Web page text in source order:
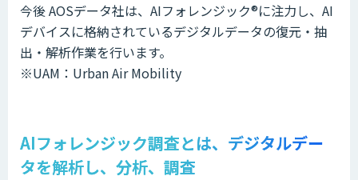
今後 AOSデータ社は、AIフォレンジック®️に注力し、AI
デバイスに格納されているデジタルデータの復元・抽
出・解析作業を行います。
※UAM：Urban Air Mobility
AIフォレンジック調査とは、デジタルデー
タを解析し、分析、調査